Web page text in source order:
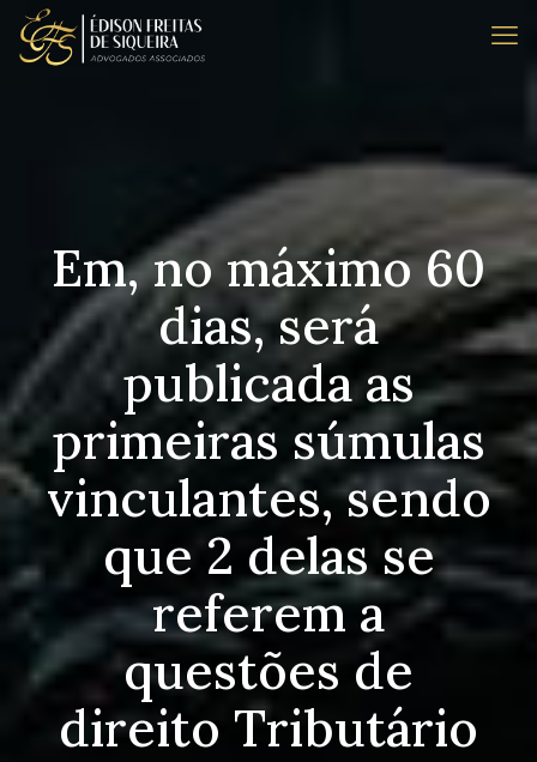
Em, no máximo 60
dias, será
publicada as
primeiras súmulas
vinculantes, sendo
que 2 delas se
referem a
questões de
direito Tributário